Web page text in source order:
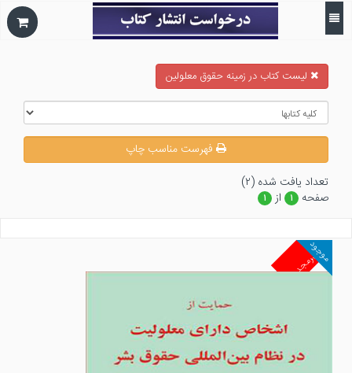
ليست كتاب در زمينه حقوق معلولين
فهرست مناسب چاپ
تعداد يافت شده (۲)
صفحه
۱ از ۱
غیرمجد
موجود